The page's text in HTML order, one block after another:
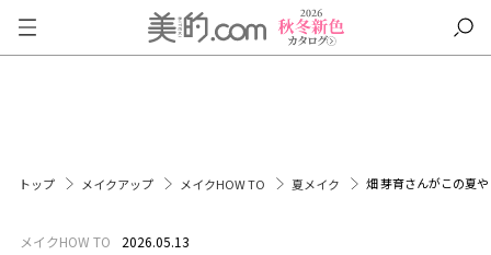
トップ メイクアップ メイクHOW TO 夏メイク 畑 芽育さんがこの夏
メイクHOW TO 2026.05.13